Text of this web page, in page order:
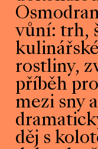
vůní: trh,
rostliny,
příběh
mezi sny
děj s